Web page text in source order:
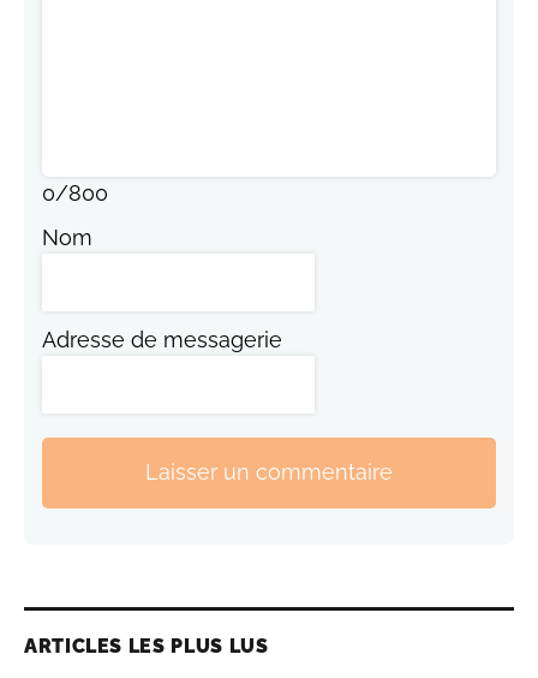
0/800
Nom
Adresse de messagerie
Laisser un commentaire
ARTICLES LES PLUS LUS